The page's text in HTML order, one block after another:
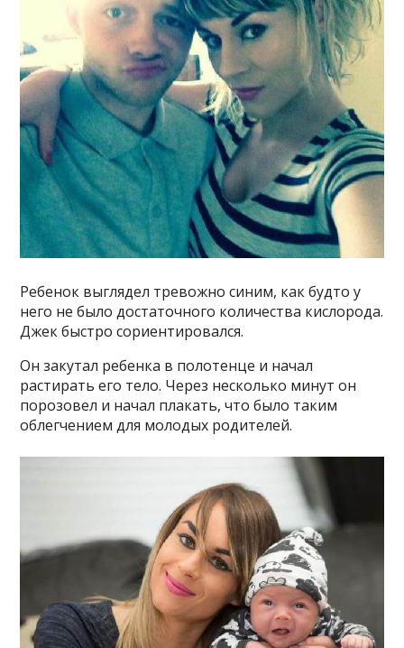
Ребенок выглядел тревожно синим, как будто у
него не было достаточного количества кислорода.
Джек быстро сориентировался.
Он закутал ребенка в полотенце и начал
растирать его тело. Через несколько минут он
порозовел и начал плакать, что было таким
облегчением для молодых родителей.